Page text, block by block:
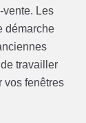
vente. Les
démarche
travailler
vos fenêtres